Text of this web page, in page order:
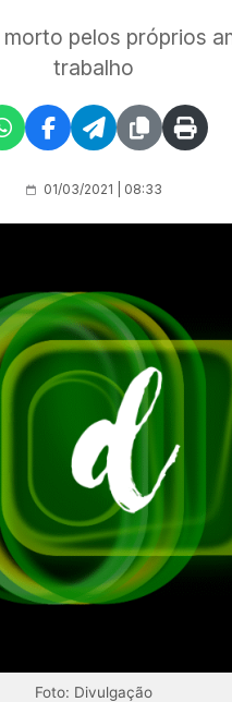
pelos próprios
trabalho
01/03/2021 | 08:33
Foto: Divulgação